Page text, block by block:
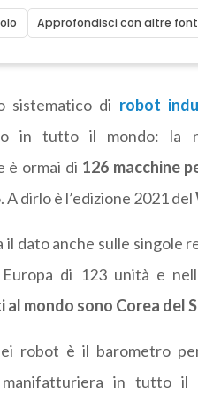
Approfondisci con altre
sistematico di robot
in tutto il mondo: la
è ormai di 126 macchine
A dirlo è l’edizione 2021 del
il dato anche sulle
di 123 unità e
mondo sono Corea del
robot è il barometro
manifatturiera in tutto il